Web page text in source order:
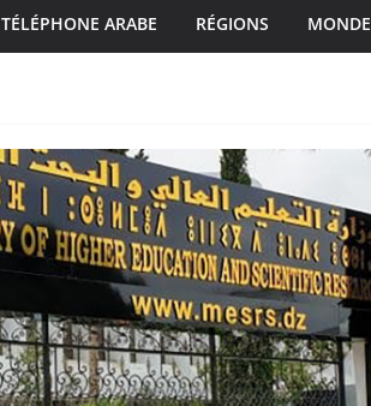
TÉLÉPHONE ARABE RÉGIONS MONDE